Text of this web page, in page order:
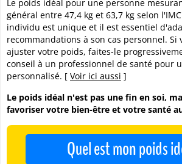
Le poids idéal pour une personne
général entre 47,4 kg et 63,7 kg selon
individu est unique et il est essentiel
recommandations à son cas personnel. Si
ajuster votre poids, faites-le
conseil à un professionnel de santé pour
personnalisé. [ Voir ici aussi ]
Le poids idéal n'est pas une fin en soi,
favoriser votre bien-être et votre santé
Quel est mon poids